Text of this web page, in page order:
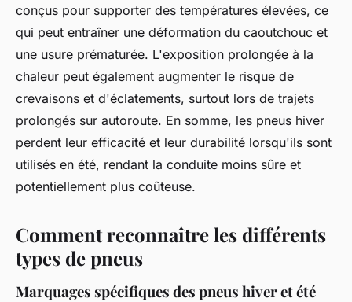
conçus pour supporter des températures élevées, ce
qui peut entraîner une déformation du caoutchouc et
une usure prématurée. L'exposition prolongée à la
chaleur peut également augmenter le risque de
crevaisons et d'éclatements, surtout lors de trajets
prolongés sur autoroute. En somme, les pneus hiver
perdent leur efficacité et leur durabilité lorsqu'ils sont
utilisés en été, rendant la conduite moins sûre et
potentiellement plus coûteuse.
Comment reconnaître les différents
types de pneus
Marquages spécifiques des pneus hiver et été